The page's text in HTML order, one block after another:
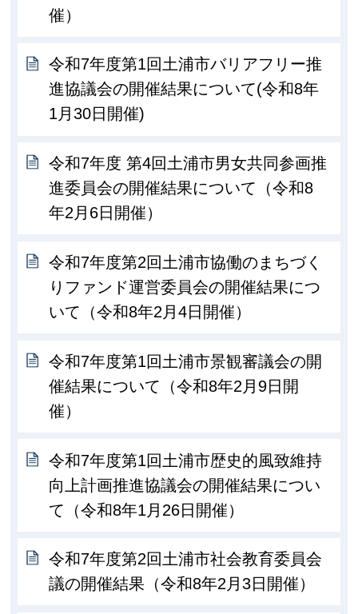
催）
令和7年度第1回土浦市バリアフリー推
進協議会の開催結果について(令和8年
1月30日開催)
令和7年度 第4回土浦市男女共同参画推
進委員会の開催結果について（令和8
年2月6日開催）
令和7年度第2回土浦市協働のまちづく
りファンド運営委員会の開催結果につ
いて（令和8年2月4日開催）
令和7年度第1回土浦市景観審議会の開
催結果について（令和8年2月9日開
催）
令和7年度第1回土浦市歴史的風致維持
向上計画推進協議会の開催結果につい
て（令和8年1月26日開催）
令和7年度第2回土浦市社会教育委員会
議の開催結果（令和8年2月3日開催）